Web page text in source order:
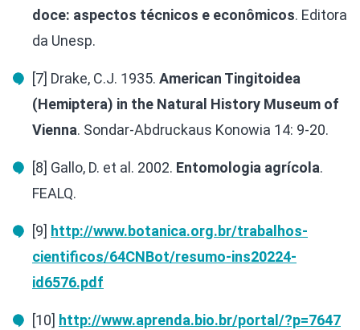
doce: aspectos técnicos e econômicos. Editora
da Unesp.
[7] Drake, C.J. 1935. American Tingitoidea
(Hemiptera) in the Natural History Museum of
Vienna. Sondar-Abdruckaus Konowia 14: 9-20.
[8] Gallo, D. et al. 2002. Entomologia agrícola.
FEALQ.
[9] http://www.botanica.org.br/trabalhos-
cientificos/64CNBot/resumo-ins20224-
id6576.pdf
[10] http://www.aprenda.bio.br/portal/?p=7647